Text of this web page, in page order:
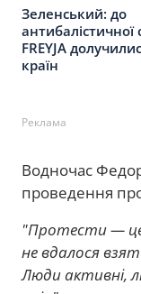
Зеленський: до
антибалістичної
FREYJA
країн
Реклама
Водночас
проведення
"Протести — це
не вдалося
Люди активні,